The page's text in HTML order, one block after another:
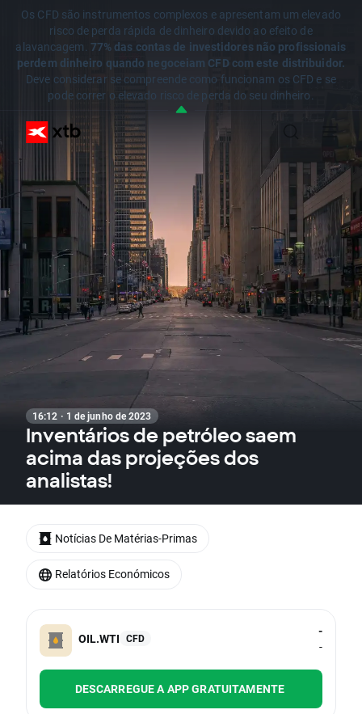
Os CFD são instrumentos complexos e apresentam um elevado
risco de perda rápida de dinheiro devido ao efeito de
alavancagem. 77% das contas de investidores não profissionais
perdem dinheiro quando negoceiam CFD com este distribuidor.
Deve considerar se compreende como funcionam os CFD e se
pode correr o elevado risco de perda do seu dinheiro.
16:12 · 1 de junho de 2023
Inventários de petróleo saem
acima das projeções dos
analistas!
OIL.WTI CFD
-
-
DESCARREGUE A APP GRATUITAMENTE
Notícias De Matérias-Primas
Relatórios Económicos